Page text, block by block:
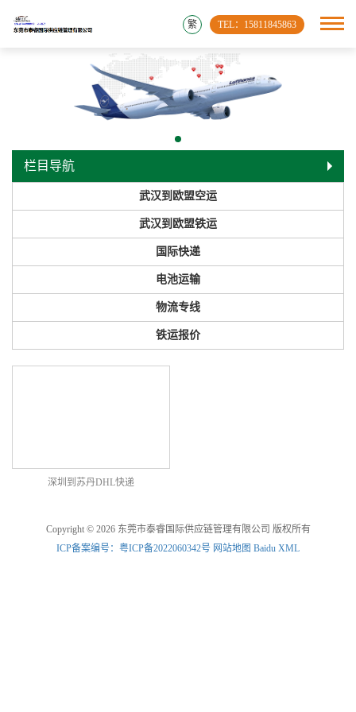
TEL：15811845863
繁
栏目导航
武汉到欧盟空运
武汉到欧盟铁运
国际快递
电池运输
物流专线
铁运报价
深圳到苏丹DHL快递
Copyright © 2026 东莞市泰睿国际供应链管理有限公司 版权所有
ICP备案编号：粤ICP备2022060342号 网站地图 Baidu XML